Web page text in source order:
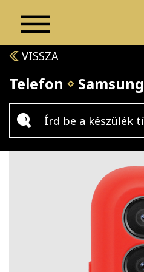
VISSZA
Telefon Samsung